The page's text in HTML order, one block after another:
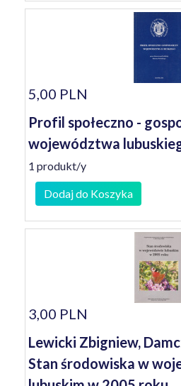
5,00 PLN
Profil społeczno -
województwa
1 produkt/y
Dodaj do Koszyka
3,00 PLN
Lewicki Zbigniew,
Stan środowiska w